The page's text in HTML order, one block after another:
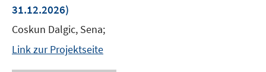
31.12.2026)
Coskun Dalgic, Sena;
Link zur Projektseite